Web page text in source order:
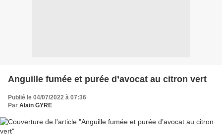
Anguille fumée et purée d’avocat au citron vert
Publié le 04/07/2022 à 07:36
Par Alain GYRE